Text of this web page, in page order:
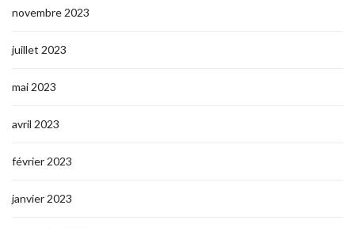
novembre 2023
juillet 2023
mai 2023
avril 2023
février 2023
janvier 2023